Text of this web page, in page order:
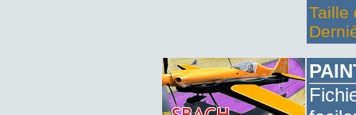
Taille